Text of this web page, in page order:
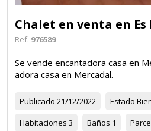
Chalet en venta en Es
Ref. 976589
Se vende encantadora casa en
adora casa en Mercadal.
Publicado 21/12/2022 Estado
Habitaciones 3 Baños 1